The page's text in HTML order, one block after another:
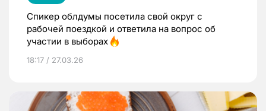
Спикер облдумы посетила свой округ с
рабочей поездкой и ответила на вопрос об
участии в выборах
18:17 / 27.03.26